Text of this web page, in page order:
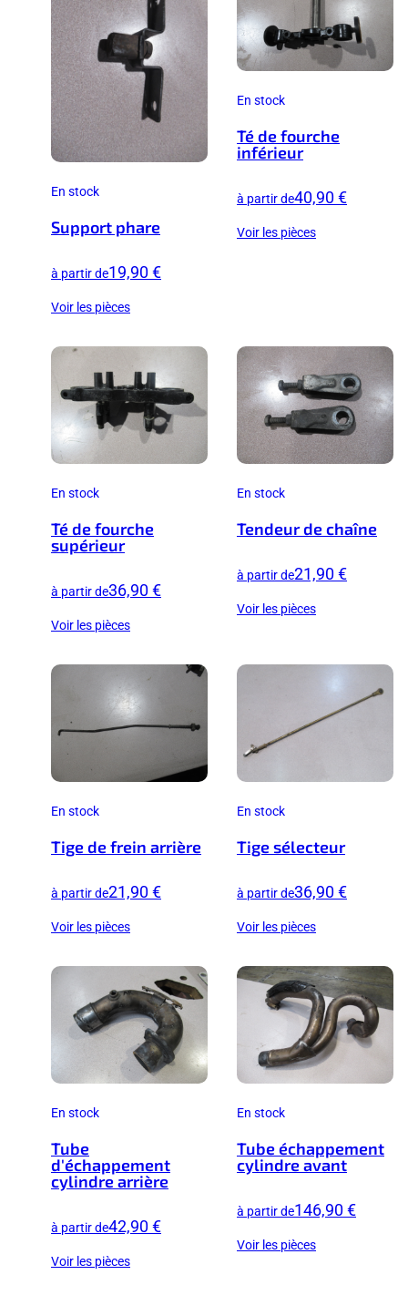
En stock
Support phare
à partir de19,90 €
Voir les pièces
En stock
Té de fourche
inférieur
à partir de40,90 €
Voir les pièces
En stock
Té de fourche
supérieur
à partir de36,90 €
Voir les pièces
En stock
Tendeur de chaîne
à partir de21,90 €
Voir les pièces
En stock
Tige de frein arrière
à partir de21,90 €
Voir les pièces
En stock
Tige sélecteur
à partir de36,90 €
Voir les pièces
En stock
Tube
d'échappement
cylindre arrière
à partir de42,90 €
Voir les pièces
En stock
Tube échappement
cylindre avant
à partir de146,90 €
Voir les pièces